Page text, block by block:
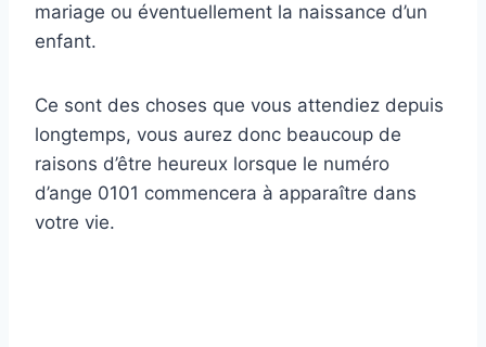
mariage ou éventuellement la naissance d’un
enfant.
Ce sont des choses que vous attendiez depuis
longtemps, vous aurez donc beaucoup de
raisons d’être heureux lorsque le numéro
d’ange 0101 commencera à apparaître dans
votre vie.